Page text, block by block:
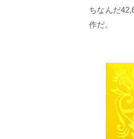
ちなんだ
作だ。